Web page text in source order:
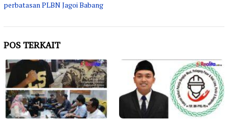
perbatasan PLBN Jagoi Babang
POS TERKAIT